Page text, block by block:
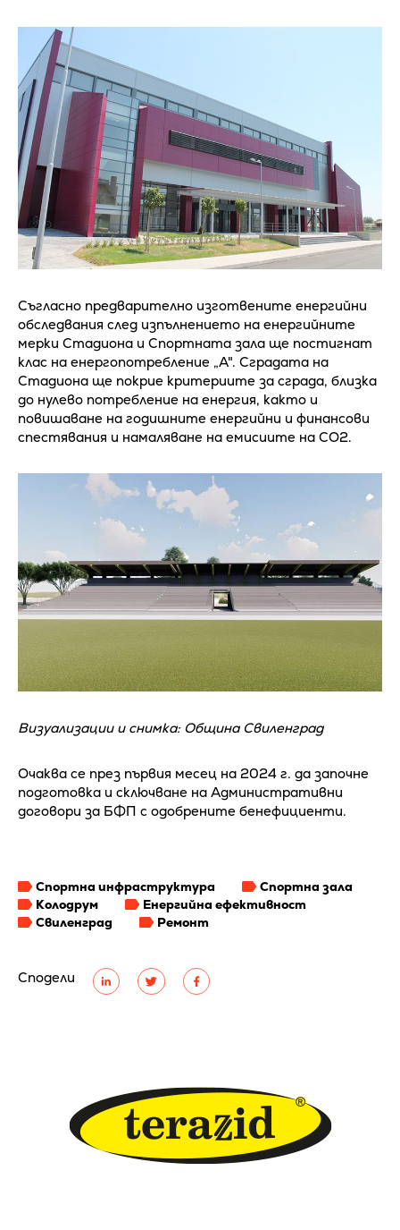
Сподели
Съгласно предварително изготвените енергийни
обследвания след изпълнението на енергийните
мерки Стадиона и Спортната зала ще постигнат
клас на енергопотребление „А". Сградата на
Стадиона ще покрие критериите за сграда, близка
до нулево потребление на енергия, както и
повишаване на годишните енергийни и финансови
спестявания и намаляване на емисиите на СО2.
Визуализации и снимка: Община Свиленград
Очаква се през първия месец на 2024 г. да започне
подготовка и сключване на Административни
договори за БФП с одобрените бенефициенти.
Спортна инфраструктура
Спортна зала
Колодрум
Енергийна ефективност
Свиленград
Ремонт